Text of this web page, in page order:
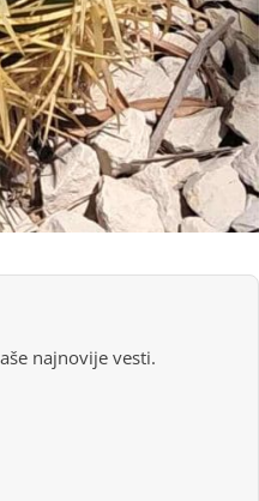
najnovije vesti.